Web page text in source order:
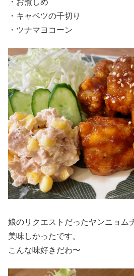
・お煮しめ
・キャベツの千切り
・ツナマヨコーン
娘のリクエストだったヤンニョム
美味しかったです。
こんな味好きだわ〜